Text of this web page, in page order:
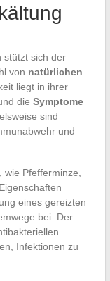
stützt sich der
von natürlichen
liegt in ihrer
die Symptome
sind
und
Pfefferminze,
eines gereizten
bei. Der
Infektionen zu